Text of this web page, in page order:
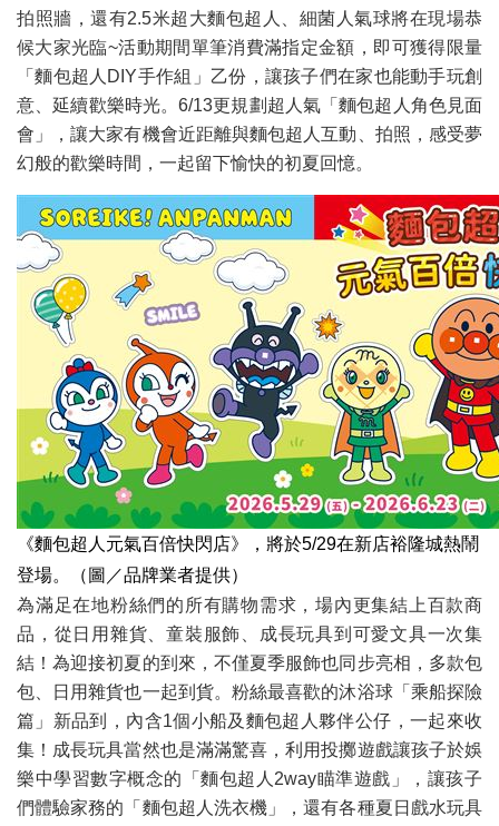
拍照牆，還有2.5米超大麵包超人、細菌人氣球將在現場恭
候大家光臨~活動期間單筆消費滿指定金額，即可獲得限量
「麵包超人DIY手作組」乙份，讓孩子們在家也能動手玩創
意、延續歡樂時光。6/13更規劃超人氣「麵包超人角色見面
會」，讓大家有機會近距離與麵包超人互動、拍照，感受夢
幻般的歡樂時間，一起留下愉快的初夏回憶。
《麵包超人元氣百倍快閃店》，將於5/29在新店裕隆城熱鬧
登場。（圖／品牌業者提供）
為滿足在地粉絲們的所有購物需求，場內更集結上百款商
品，從日用雜貨、童裝服飾、成長玩具到可愛文具一次集
結！為迎接初夏的到來，不僅夏季服飾也同步亮相，多款包
包、日用雜貨也一起到貨。粉絲最喜歡的沐浴球「乘船探險
篇」新品到，內含1個小船及麵包超人夥伴公仔，一起來收
集！成長玩具當然也是滿滿驚喜，利用投擲遊戲讓孩子於娛
樂中學習數字概念的「麵包超人2way瞄準遊戲」，讓孩子
們體驗家務的「麵包超人洗衣機」，還有各種夏日戲水玩具